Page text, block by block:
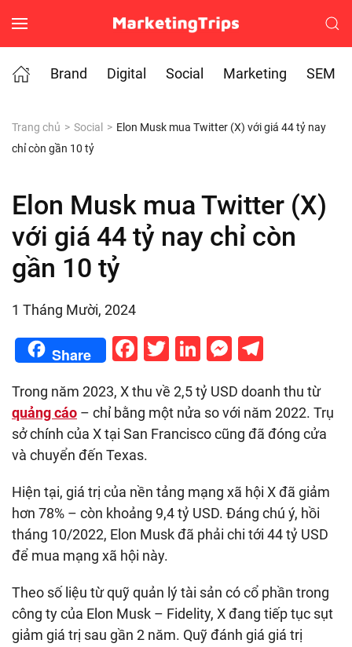
Skip to main content
Brand
Digital Social Marketing SEM
Trang chủ Social
Elon Musk mua Twitter (X) với giá 44 tỷ nay
chỉ còn gần 10 tỷ
Elon Musk mua Twitter (X)
với giá 44 tỷ nay chỉ còn
gần 10 tỷ
1 Tháng Mười, 2024
Share Facebook
Twitter
LinkedIn
Trong năm 2023, X thu về 2,5 tỷ USD doanh thu từ
quảng cáo – chỉ bằng một nửa so với năm 2022. Trụ
sở chính của X tại San Francisco cũng đã đóng cửa
và chuyển đến Texas.
Hiện tại, giá trị của nền tảng mạng xã hội X đã giảm
hơn 78% – còn khoảng 9,4 tỷ USD. Đáng chú ý, hồi
tháng 10/2022, Elon Musk đã phải chi tới 44 tỷ USD
để mua mạng xã hội này.
Theo số liệu từ quỹ quản lý tài sản có cổ phần trong
công ty của Elon Musk – Fidelity, X đang tiếp tục sụt
giảm giá trị sau gần 2 năm. Quỹ đánh giá giá trị